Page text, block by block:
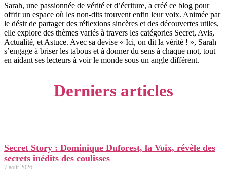
Sarah, une passionnée de vérité et d’écriture, a créé ce blog pour
offrir un espace où les non-dits trouvent enfin leur voix. Animée par
le désir de partager des réflexions sincères et des découvertes utiles,
elle explore des thèmes variés à travers les catégories Secret, Avis,
Actualité, et Astuce. Avec sa devise « Ici, on dit la vérité ! », Sarah
s’engage à briser les tabous et à donner du sens à chaque mot, tout
en aidant ses lecteurs à voir le monde sous un angle différent.
Derniers articles
Secret Story : Dominique Duforest, la Voix, révèle des
secrets inédits des coulisses
7 août 2026